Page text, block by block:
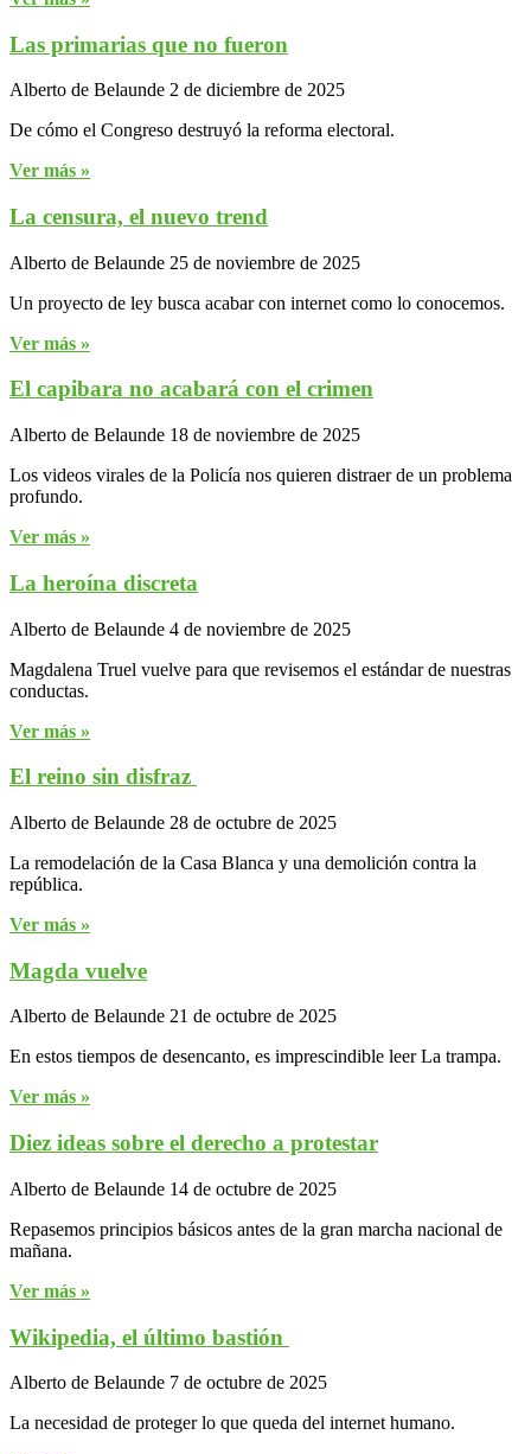
Las primarias que no fueron
Alberto de Belaunde 2 de diciembre de 2025
De cómo el Congreso destruyó la reforma electoral.
Ver más »
La censura, el nuevo trend
Alberto de Belaunde 25 de noviembre de 2025
Un proyecto de ley busca acabar con internet como lo conocemos.
Ver más »
El capibara no acabará con el crimen
Alberto de Belaunde 18 de noviembre de 2025
Los videos virales de la Policía nos quieren distraer de un problema
profundo.
Ver más »
La heroína discreta
Alberto de Belaunde 4 de noviembre de 2025
Magdalena Truel vuelve para que revisemos el estándar de nuestras
conductas.
Ver más »
El reino sin disfraz
Alberto de Belaunde 28 de octubre de 2025
La remodelación de la Casa Blanca y una demolición contra la
república.
Ver más »
Magda vuelve
Alberto de Belaunde 21 de octubre de 2025
En estos tiempos de desencanto, es imprescindible leer La trampa.
Ver más »
Diez ideas sobre el derecho a protestar
Alberto de Belaunde 14 de octubre de 2025
Repasemos principios básicos antes de la gran marcha nacional de
mañana.
Ver más »
Wikipedia, el último bastión
Alberto de Belaunde 7 de octubre de 2025
La necesidad de proteger lo que queda del internet humano.